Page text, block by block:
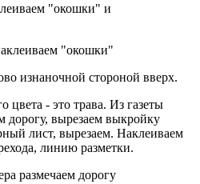
"окошки" и
изнаночной стороной вверх.
цвета - это трава. Из газеты
дорогу, вырезаем выкройку
лист, вырезаем. Наклеиваем
линию разметки.